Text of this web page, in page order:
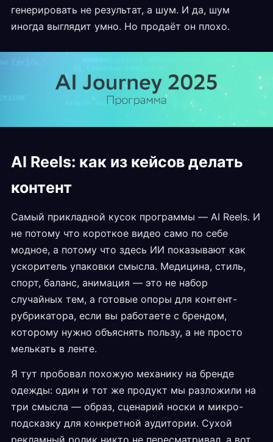
генерировать не результат, а шум. И да, шум
иногда выглядит умно. Но продаёт он плохо.
AI Reels: как из кейсов делать
контент
Самый прикладной кусок программы — AI Reels. И
не потому что короткое видео само по себе
модное, а потому что здесь ИИ показывают как
ускоритель упаковки смысла. Медицина, стиль,
спорт, баланс, анимация — это не набор
случайных тем, а готовые опоры для контент-
рубрикатора, если вы работаете с брендом,
которому нужно объяснять пользу, а не просто
мелькать в ленте.
Я тут пробовал похожую механику на бренде
одежды: один и тот же продукт мы разложили на
три смысла — образ, сценарий носки и микро-
подсказку для конкретной аудитории. Сухой